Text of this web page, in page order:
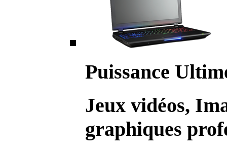
Puissance
Jeux vidéos,
graphiques